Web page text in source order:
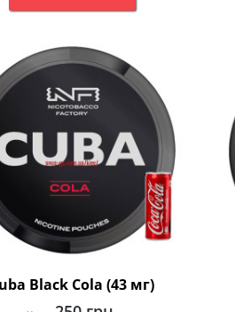
Black Cola (43 мг)